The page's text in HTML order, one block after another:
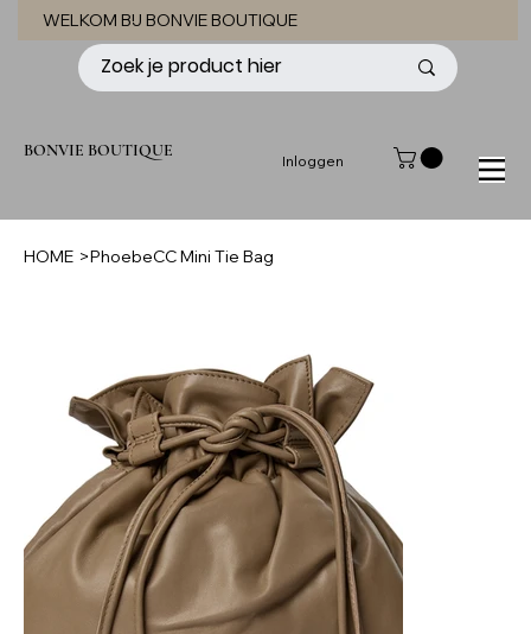
WELKOM BIJ BONVIE BOUTIQUE
BONVIE BOUTIQUE
Inloggen
HOME >PhoebeCC Mini Tie Bag